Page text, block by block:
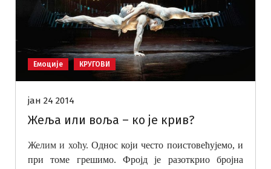
Емоције КРУГОВИ
јан 24 2014
Жеља или воља – ко је крив?
Желим и хоћу. Однос који често поистовећујемо, и
при томе грешимо. Фројд је разоткрио бројна